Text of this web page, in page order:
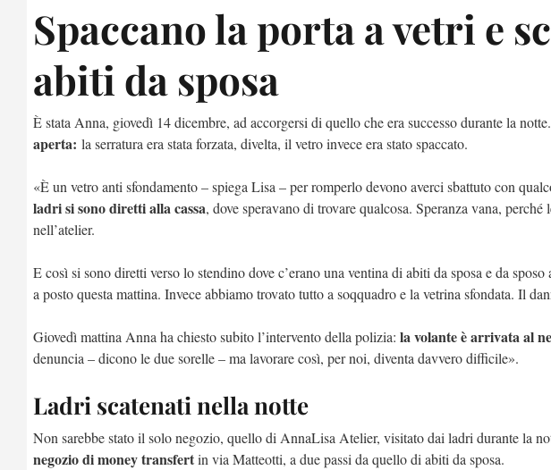
Spaccano la porta a vetri e
abiti da sposa
È stata Anna, giovedì 14 dicembre, ad accorgersi di quello che era successo durante la notte.
aperta: la serratura era stata forzata, divelta, il vetro invece era stato spaccato.
«È un vetro anti sfondamento – spiega Lisa – per romperlo devono averci sbattuto con
ladri si sono diretti alla cassa, dove speravano di trovare qualcosa. Speranza vana,
nell’atelier.
E così si sono diretti verso lo stendino dove c’erano una ventina di abiti da sposa e da
a posto questa mattina. Invece abbiamo trovato tutto a soqquadro e la vetrina sfondata. Il
Giovedì mattina Anna ha chiesto subito l’intervento della polizia: la volante è arrivata al
denuncia – dicono le due sorelle – ma lavorare così, per noi, diventa davvero difficile».
Ladri scatenati nella notte
Non sarebbe stato il solo negozio, quello di AnnaLisa Atelier, visitato dai ladri durante la
negozio di money transfertin via Matteotti, a due passi da quello di abiti da sposa.